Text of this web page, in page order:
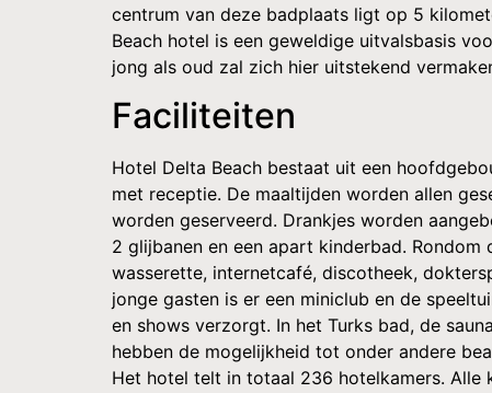
centrum van deze badplaats ligt op 5
Beach hotel is een geweldige uitvalsbasis
jong als oud zal zich hier uitstekend
Faciliteiten
Hotel Delta Beach bestaat uit een
met receptie. De maaltijden worden allen
worden geserveerd. Drankjes worden
2 glijbanen en een apart kinderbad.
wasserette, internetcafé, discotheek,
jonge gasten is er een miniclub en de
en shows verzorgt. In het Turks bad, de
hebben de mogelijkheid tot onder andere
Het hotel telt in totaal 236 hotelkamers. Alle